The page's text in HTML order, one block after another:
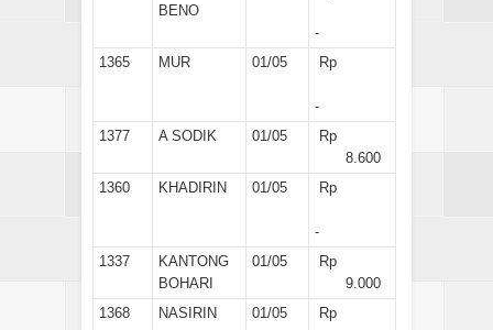
BENO
-
1365
MUR 01/05 Rp
-
1377
A SODIK 01/05
Rp
8.600
1360
KHADIRIN 01/05 Rp
-
1337
KANTONG
BOHARI
01/05
Rp
9.000
1368
NASIRIN 01/05 Rp